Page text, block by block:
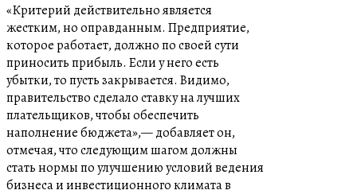
«Критерий действительно является
жестким, но оправданным. Предприятие,
которое работает, должно по своей сути
приносить прибыль. Если у него есть
убытки, то пусть закрывается. Видимо,
правительство сделало ставку на лучших
плательщиков, чтобы обеспечить
наполнение бюджета»,— добавляет он,
отмечая, что следующим шагом должны
стать нормы по улучшению условий ведения
бизнеса и инвестиционного климата в